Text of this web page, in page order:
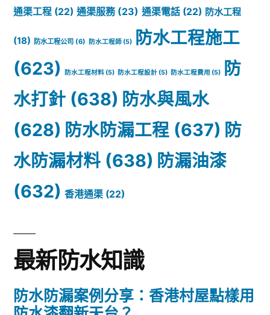
通渠工程 (22) 通渠服務(23) 通渠電話 (22) 防水工程
(18) 防水工程公司 (6) 防水工程師 (5)
防水工程施工
(623)
防水工程材料 (5) 防水工程設計 (5) 防水工程費用 (5)
防
水打針 (638) 防水與風水
(628) 防水防漏工程 (637) 防
水防漏材料 (638) 防漏油漆
(632) 香港通渠 (22)
最新防水知識
防水防漏案例分享：香港村屋點樣用